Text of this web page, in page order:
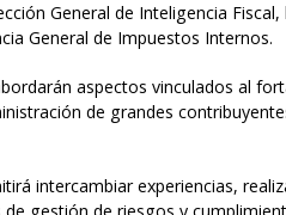
General de Inteligencia
General de Impuestos Internos.
aspectos vinculados al
de grandes
intercambiar experiencias,